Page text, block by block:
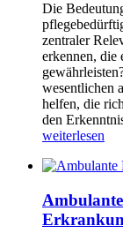
Die
zentraler
erkennen, die
wesentlichen
helfen, die
den
weiterlesen